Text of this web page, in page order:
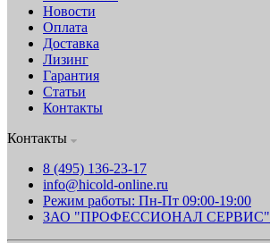
Новости
Оплата
Доставка
Лизинг
Гарантия
Статьи
Контакты
Контакты
8 (495) 136-23-17
info@hicold-online.ru
Режим работы: Пн-Пт 09:00-19:00
ЗАО "ПРОФЕССИОНАЛ СЕРВИС"